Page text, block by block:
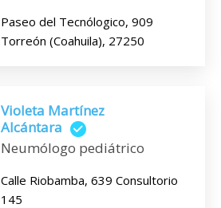
Paseo del Tecnólogico, 909
Torreón (Coahuila), 27250
Violeta Martínez
Alcántara
Neumólogo pediátrico
Calle Riobamba, 639 Consultorio
145